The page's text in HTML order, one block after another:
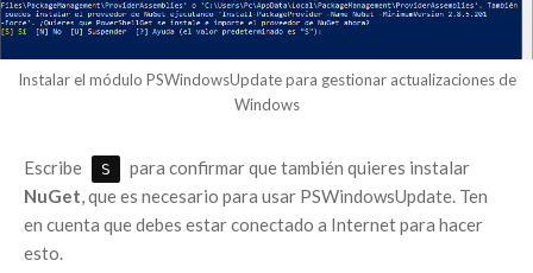
Instalar el módulo PSWindowsUpdate para gestionar actualizaciones de
Windows
Escribe S
para confirmar que también quieres instalar
NuGet , que es necesario para usar PSWindowsUpdate. Ten
en cuenta que debes estar conectado a Internet para hacer
esto.